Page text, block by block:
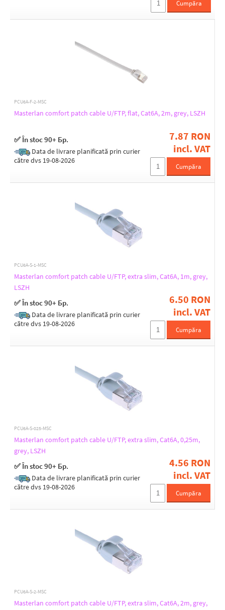
Cumpăra
PCU6A-F-2-MSC
Masterlan comfort patch cable U/FTP, flat, Cat6A, 2m, grey, LSZH
✅ În stoc 90+ Бр.
Data de livrare planificată prin curier
către dvs 19-08-2026
7.87 RON
incl. VAT
Cumpăra
PCU6A-S-1-MSC
Masterlan comfort patch cable U/FTP, extra slim, Cat6A, 1m, grey,
LSZH
✅ În stoc 90+ Бр.
Data de livrare planificată prin curier
către dvs 19-08-2026
6.50 RON
incl. VAT
Cumpăra
PCU6A-S-025-MSC
Masterlan comfort patch cable U/FTP, extra slim, Cat6A, 0,25m,
grey, LSZH
✅ În stoc 90+ Бр.
Data de livrare planificată prin curier
către dvs 19-08-2026
4.56 RON
incl. VAT
Cumpăra
PCU6A-S-2-MSC
Masterlan comfort patch cable U/FTP, extra slim, Cat6A, 2m, grey,